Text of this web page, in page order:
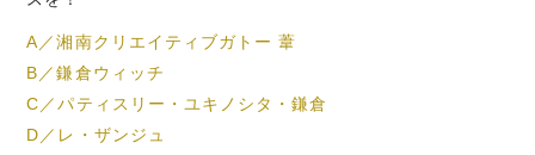
A／湘南クリエイティブガトー 葦
B／鎌倉ウィッチ
C／パティスリー・ユキノシタ・鎌倉
D／レ・ザンジュ